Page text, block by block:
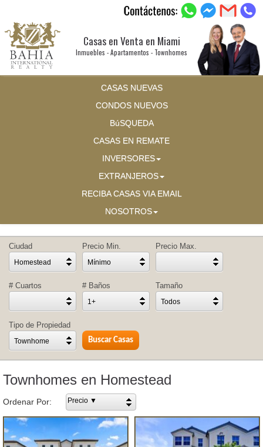
Casas en Venta en Miami
Inmuebles - Apartamentos - Townhomes
CASAS NUEVAS
CONDOS NUEVOS
BúSQUEDA
CASAS EN REMATE
INVERSORES
EXTRANJEROS
RECIBA CASAS VIA EMAIL
NOSOTROS
Ciudad
Homestead
Precio Min.
Mínimo
Precio Max.
# Cuartos # Baños
1+
Tamaño
Todos
Tipo de Propiedad
Townhome
Townhomes en Homestead
Ordenar Por: Precio ▼